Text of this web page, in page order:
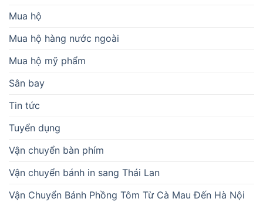
Mua hộ
Mua hộ hàng nước ngoài
Mua hộ mỹ phẩm
Sân bay
Tin tức
Tuyển dụng
Vận chuyển bàn phím
Vận chuyển bánh in sang Thái Lan
Vận Chuyển Bánh Phồng Tôm Từ Cà Mau Đến Hà Nội